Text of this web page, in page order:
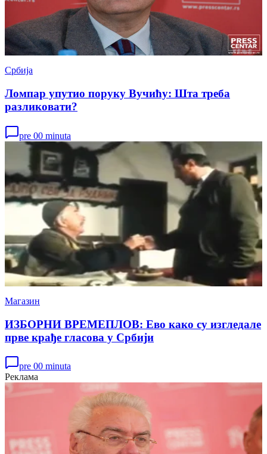
Србија
Ломпар упутио поруку Вучићу: Шта треба
разликовати?
pre 00 minuta
Магазин
ИЗБОРНИ ВРЕМЕПЛОВ: Ево како су изгледале
прве крађе гласова у Србији
pre 00 minuta
Реклама